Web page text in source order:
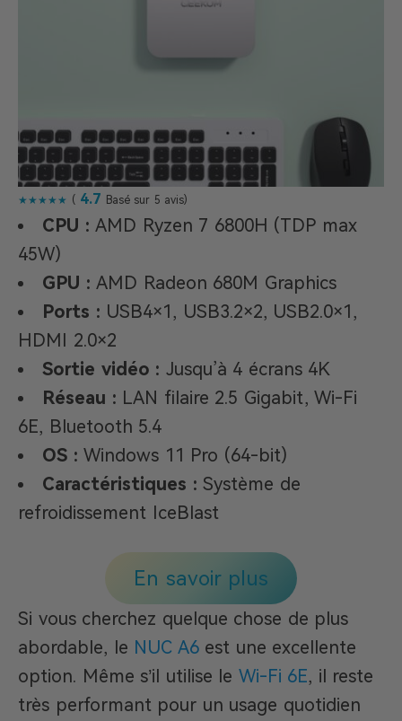
★★★★★ (4.7 Basé sur 5 avis)
CPU : AMD Ryzen 7 6800H (TDP max
45W)
GPU : AMD Radeon 680M Graphics
Ports : USB4×1, USB3.2×2, USB2.0×1,
HDMI 2.0×2
Sortie vidéo : Jusqu’à 4 écrans 4K
Réseau : LAN filaire 2.5 Gigabit, Wi-Fi
6E, Bluetooth 5.4
OS : Windows 11 Pro (64-bit)
Caractéristiques : Système de
refroidissement IceBlast
En savoir plus
Si vous cherchez quelque chose de plus
abordable, le NUC A6 est une excellente
option. Même s’il utilise le Wi-Fi 6E, il reste
très performant pour un usage quotidien